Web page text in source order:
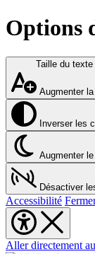
Options
Taille du texte
Augmenter
Inverser les
Augmenter
Désactiver
Accessibilité
Aller directement